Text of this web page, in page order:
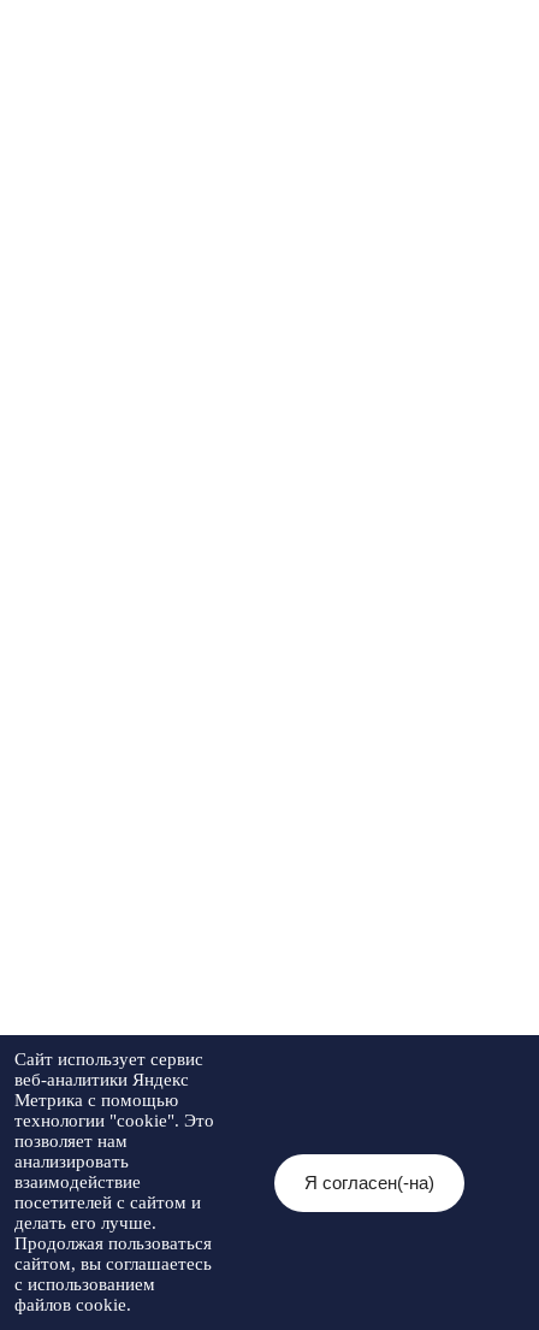
Сайт использует сервис
веб-аналитики Яндекс
Метрика с помощью
технологии "cookie". Это
позволяет нам
анализировать
взаимодействие
посетителей с сайтом и
делать его лучше.
Продолжая пользоваться
сайтом, вы соглашаетесь
с использованием
файлов cookie.
Я согласен(-на)